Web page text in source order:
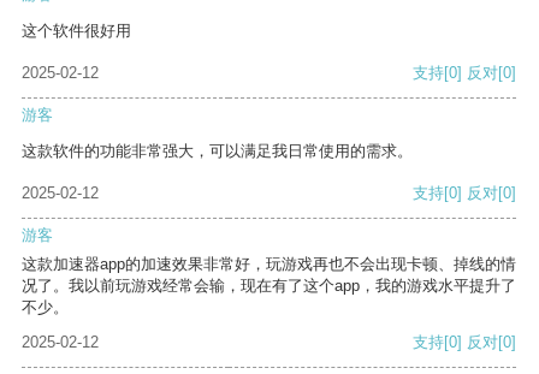
这个软件很好用
2025-02-12 支持[0] 反对[0]
游客
这款软件的功能非常强大，可以满足我日常使用的需求。
2025-02-12 支持[0] 反对[0]
游客
这款加速器app的加速效果非常好，玩游戏再也不会出现卡顿、掉线的情
况了。我以前玩游戏经常会输，现在有了这个app，我的游戏水平提升了
不少。
2025-02-12
支持[0] 反对[0]